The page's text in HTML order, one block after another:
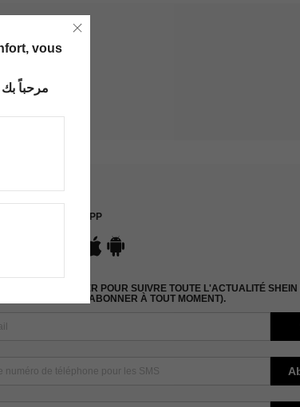
APP
NEWSLETTER POUR SUIVRE TOUTE L'ACTUALITÉ SHEIN
VOUS DÉSABONNER À TOUT MOMENT).
vous
مرحباً